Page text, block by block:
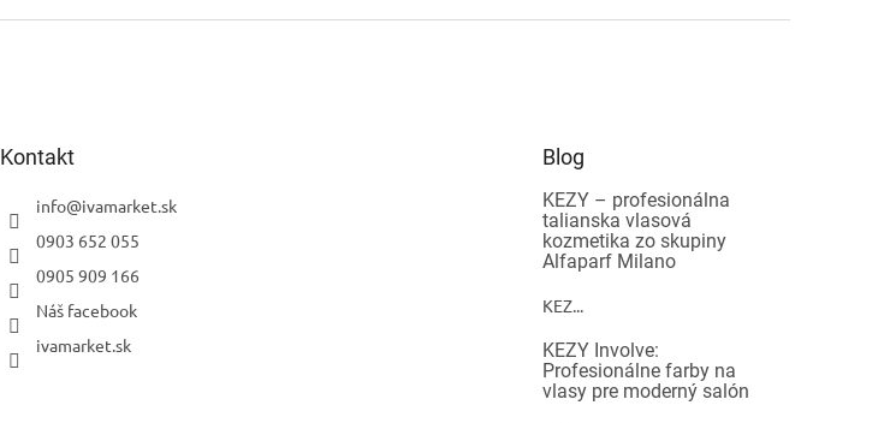
Kontakt
info@ivamarket.sk
0903 652 055
0905 909 166
Náš facebook
ivamarket.sk
Blog
KEZY – profesionálna
talianska vlasová
kozmetika zo skupiny
Alfaparf Milano
KEZ...
KEZY Involve:
Profesionálne farby na
vlasy pre moderný salón